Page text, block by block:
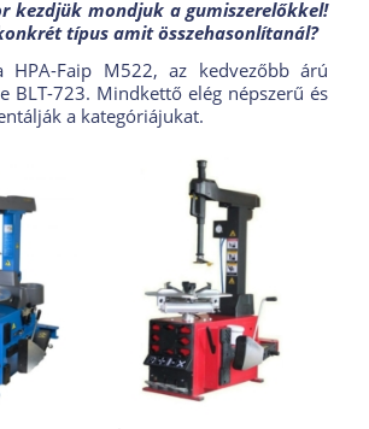
kezdjük mondjuk a gumiszerelőkkel!
típus amit összehasonlítanál?
HPA-Faip M522, az kedvezőbb árú
BLT-723. Mindkettő elég népszerű és
a kategóriájukat.